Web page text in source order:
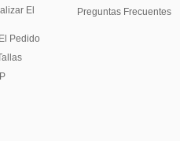
El
Pedido
Preguntas Frecuentes